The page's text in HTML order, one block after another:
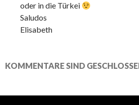
oder in die Türkei
Saludos
Elisabeth
KOMMENTARE SIND